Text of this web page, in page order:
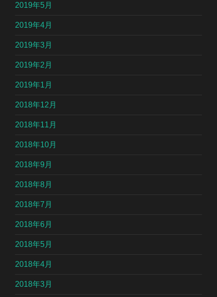
2019年5月
2019年4月
2019年3月
2019年2月
2019年1月
2018年12月
2018年11月
2018年10月
2018年9月
2018年8月
2018年7月
2018年6月
2018年5月
2018年4月
2018年3月